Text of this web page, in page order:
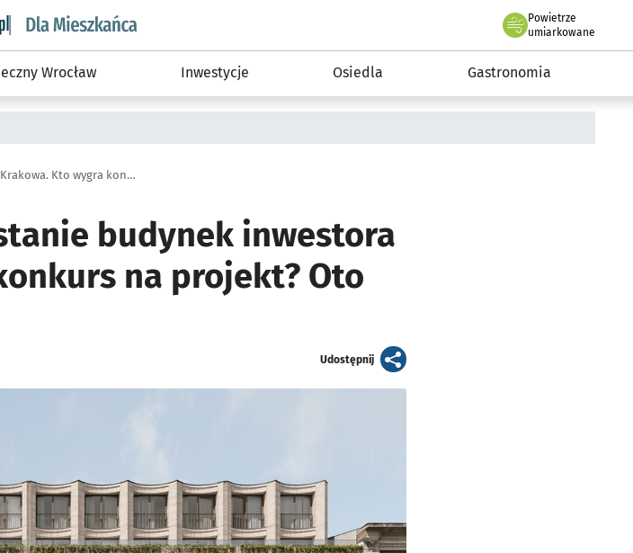
wroclaw.pl podserwis: Dla mieszkańca
Powietrze
we Wrocławiu
umiarkowane
Wrocław Inwestycje Osiedla Gastronomia
W miejscu po Solpolu stanie budynek inwestora z Krakowa. Kto wygra konkurs na projekt? Oto jedna z koncepcji
budynek inwestora
na projekt? Oto
Udostępnijartykuł